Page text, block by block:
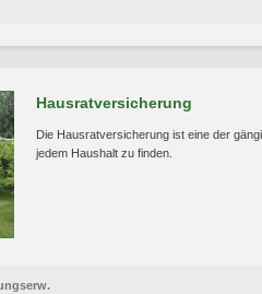
Hausratversicherung
Die Hausratversicherung ist eine der
jedem Haushalt zu finden.